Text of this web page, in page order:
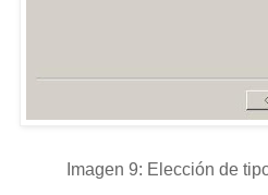
Imagen 9: Elección de